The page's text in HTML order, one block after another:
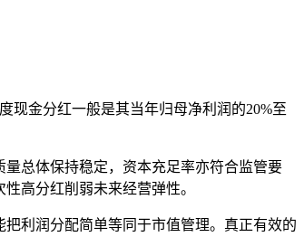
现金分红一般是其当年归母净利润的20%至
总体保持稳定，资本充足率亦符合监管要
高分红削弱未来经营弹性。
利润分配简单等同于市值管理。真正有效的